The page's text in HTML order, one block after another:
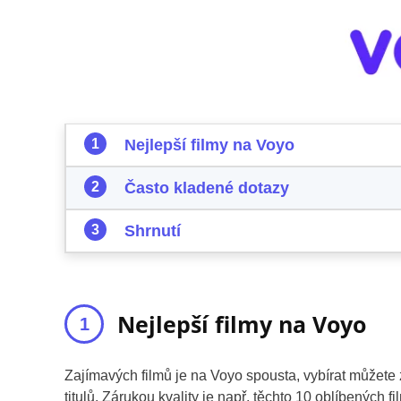
Nejlepší filmy na Voyo
Často kladené dotazy
Shrnutí
Nejlepší filmy na Voyo
Zajímavých filmů je na Voyo spousta, vybírat
titulů. Zárukou kvality je např. těchto 10 oblíbených